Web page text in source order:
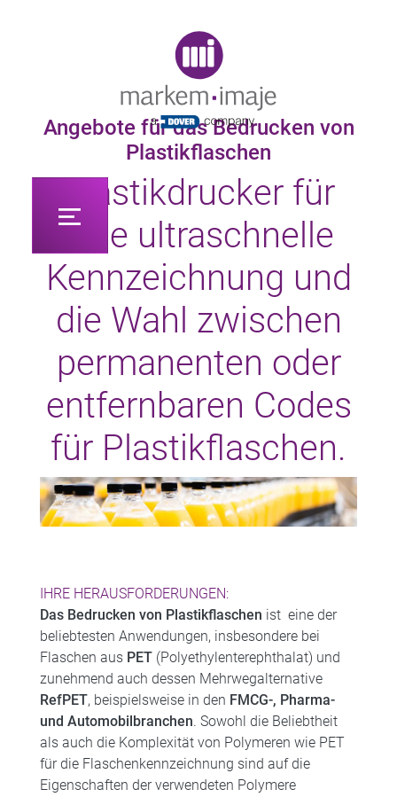
Angebote für das Bedrucken von
Plastikflaschen
Plastikdrucker für
eine ultraschnelle
Kennzeichnung und
die Wahl zwischen
permanenten oder
entfernbaren Codes
für Plastikflaschen.
IHRE HERAUSFORDERUNGEN:
Das Bedrucken von Plastikflaschen ist eine der
beliebtesten Anwendungen, insbesondere bei
Flaschen aus PET (Polyethylenterephthalat) und
zunehmend auch dessen Mehrwegalternative
RefPET, beispielsweise in den FMCG-, Pharma-
und Automobilbranchen. Sowohl die Beliebtheit
als auch die Komplexität von Polymeren wie PET
für die Flaschenkennzeichnung sind auf die
Eigenschaften der verwendeten Polymere